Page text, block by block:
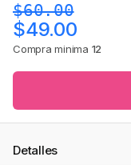
$60.00
$49.00
Compra minima 12
Detalles